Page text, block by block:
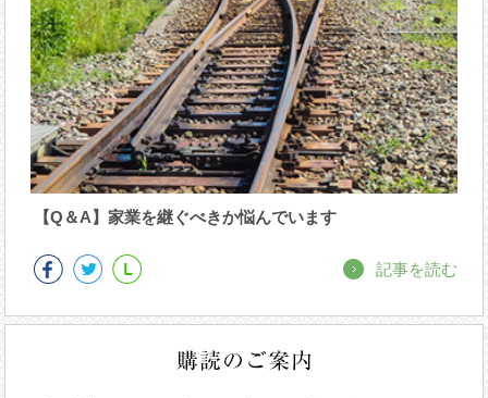
【Q＆A】家業を継ぐべきか悩んでいます
記事を読む